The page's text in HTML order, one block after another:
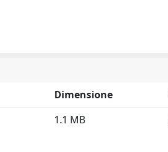
Dimensione
1.1 MB